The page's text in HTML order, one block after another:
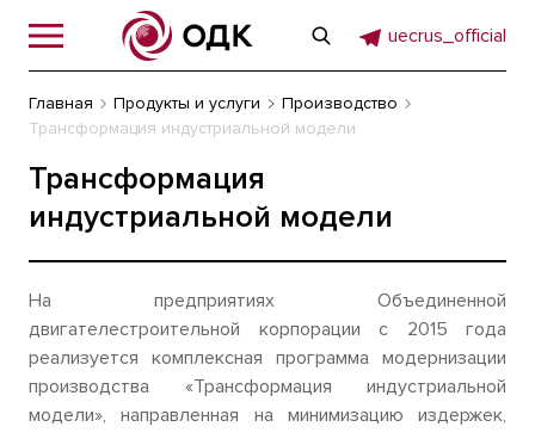
uecrus_official
Главная Продукты и услуги
Производство
Трансформация индустриальной модели
Трансформация
индустриальной модели
На предприятиях Объединенной
двигателестроительной корпорации с 2015 года
реализуется комплексная программа модернизации
производства «Трансформация индустриальной
модели», направленная на минимизацию издержек,